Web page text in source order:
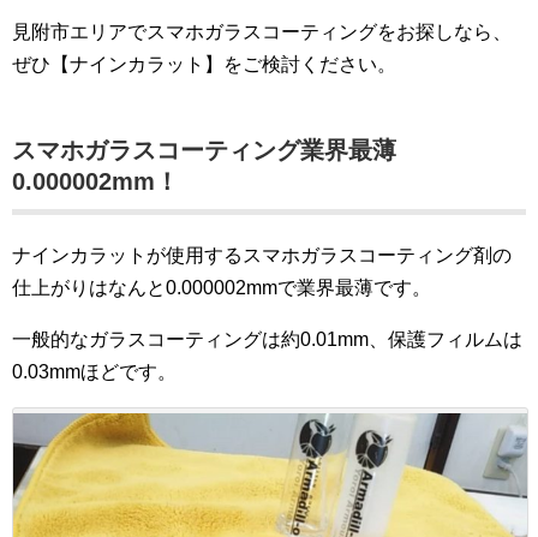
見附市エリアでスマホガラスコーティングをお探しなら、
ぜひ【ナインカラット】をご検討ください。
スマホガラスコーティング業界最薄
0.000002mm ！
ナインカラットが使用するスマホガラスコーティング剤の
仕上がりはなんと0.000002mmで業界最薄です。
一般的なガラスコーティングは約0.01mm、保護フィルムは
0.03mmほどです。